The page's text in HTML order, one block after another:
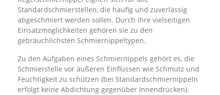
Standardschmierstellen, die häufig und zuverlässig
abgeschmiert werden sollen. Durch ihre vielseitigen
Einsatzmöglichkeiten gehören sie zu den
gebräuchlichsten Schmiernippeltypen.
Zu den Aufgaben eines Schmiernippels gehört es, die
Schmierstelle vor äußeren Einflüssen wie Schmutz und
Feuchtigkeit zu schützen (bei Standardschmiernippeln
erfolgt keine Abdichtung gegenüber Innendrücken).